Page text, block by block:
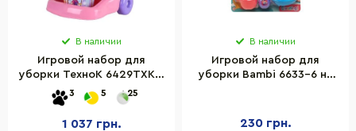
В наличии
Игровой набор для
уборки ТехноК 6429TXK с
тележкой
3 5 25
1 037 грн.
В наличии
Игровой набор для
уборки Bambi 6633-6 на
230 грн.